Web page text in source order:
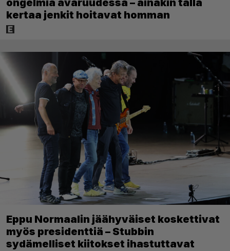
kertaa jenkit hoitavat homman
Eppu Normaalin jäähyväiset koskettivat
myös presidenttiä – Stubbin
sydämelliset kiitokset ihastuttavat